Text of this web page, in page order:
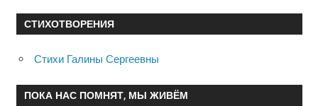
СТИХОТВОРЕНИЯ
Стихи Галины Сергеевны
ПОКА НАС ПОМНЯТ, МЫ ЖИВЁМ